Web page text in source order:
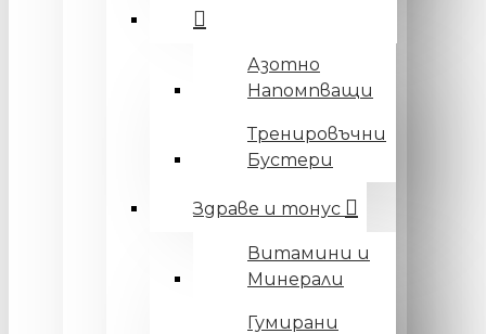
Азотно
Напомпващи
Тренировъчни
Бустери
Здраве и тонус
Витамини и
Минерали
Гумирани